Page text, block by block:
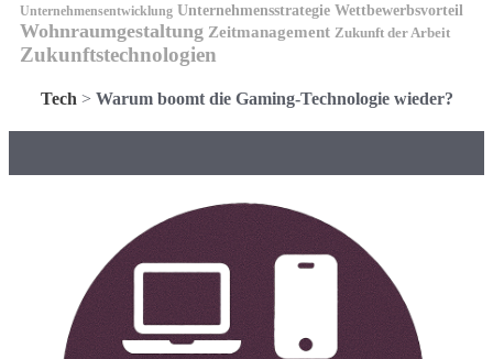
Unternehmensentwicklung Unternehmensstrategie Wettbewerbsvorteil
Wohnraumgestaltung Zeitmanagement Zukunft der Arbeit
Zukunftstechnologien
Tech > Warum boomt die Gaming-Technologie wieder?